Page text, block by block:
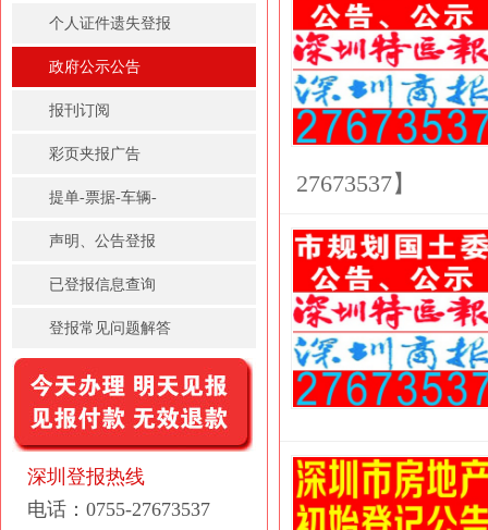
个人证件遗失登报
政府公示公告
报刊订阅
彩页夹报广告
提单-票据-车辆-
房屋租赁凭证登报
声明、公告登报
已登报信息查询
登报常见问题解答
深圳登报热线
电话：0755-27673537
27673537】